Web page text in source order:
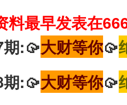
料最早发表在
:🥠大财等你🥠
:🥠大财等你🥠